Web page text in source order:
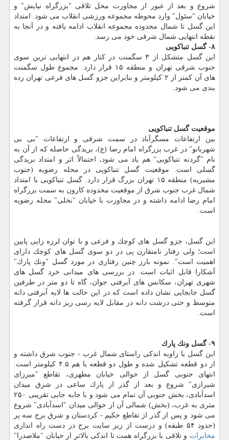
شروع و بعد از عبور از مجاورت محل تلاقی "بزرگراه نیایش" و
خیابان "سئول" وارد محوطه مجموعه ورزشی انقلاب می شود. امتداد
این گسل تا شمال محدوده مجموعه انقلاب ادامه یافته و در آنجا به
نقطه انتهایی شمال شرقی خود می رسد.
۸- گسل تنباكویی
این گسل متشكل از ۳ سگمنت در كنار هم در انتهایی ترین سوی
جنوب شرقی تهران و منطقه ۱۵ قرار دارد. مجموع طول سگمنت
های آن كمتر از ۲ كیلومتر و بنابراین جزو گسل های فرعی تهران رده
بندی می شود.
موقعیت گسل تنباكویی
بین ارتفاعات مسگرآباد در سمت شرقی و ارتفاعات "بی بی
شهربانو" در غرب بزرگراه امام رضا (ع)، بریدگی حاصله كه از آن به
نام "گردنه تنباكویی" هم یاد می شود، احتمالاً اثر و امتداد بریدگی
گسلی است. موقعیت گسل تنباكویی در محله رضویه (جنوب
مشیریه) منطقه ۱۵ تهران بزرگ قرار دارد. گسل تنباكویی با امتداد
شمال غرب جنوب شرق از موقعیت محدوده كارون به سمت بزرگراه
امام رضا ادامه داشته و در مجاورت با خیابان "نخلی" محله رضویه
است.
این گسل، جزو گسل های كوچك و فرعی و با توان لرزه زایی پایین
است؛ ولی رفتار نامتقارن پی در دو سوی گسل های كوچك دارای
اهمیت است". نمونه بارز چنین رفتاری در مورد گسل "ونك پارك"
آشكارا قابل اثبات است. در بررسی های میدانی خرد گسل های
شهری تهران، سكانس های آبرفتی جوان، گاه تا دو متر در طرفین
گسل جابجایی نشان داده است كه در این حالت ها لایه آبرفتی دانه
متوسط و حتی درشت دانه در مقابل لایه رسی ریز دانه قرار گرفته
است.
۹- گسل ونك پارك
این گسل با زاویه اندكی راستای شمال غرب - جنوب شرق داشته و
از دو قطعه تشكیل شده و طول دو قطعه با هم ۴.۵ كیلومتر است.
انتهای جنوبی گسل از حوالی خیابان مطهری، تقاطع "میرزای
شیرازی" شروع و بعد از گذر از پارك ساعی در شرق میدان
اسدآبادی، بخش جنوبی آن تمام می شود و با جابه جایی تقریبی ۲۵۰
متری به غرب، (بخش) شمالی آن از حوالی میدان "اسدآبادی" شروع
می شود و پس از گذر از تقاطع حكیم - كردستان و شرق برج سه پر
(حدود ۵۴ طبقه) و درست از زیر سایت برج در دست راه اندازی
مخابرات و تلاقی با بزرگراه همت تا اندكی بالاتر از خیابان "ملاصدرا"